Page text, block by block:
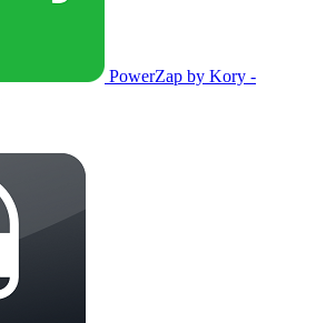
PowerZap by Kory -